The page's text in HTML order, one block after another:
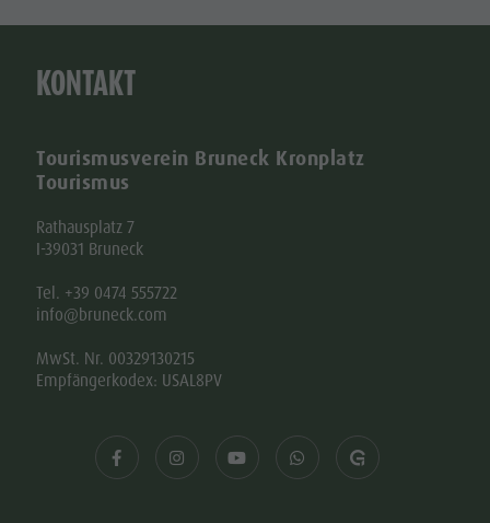
KONTAKT
Tourismusverein Bruneck Kronplatz
Tourismus
Rathausplatz 7
I-39031 Bruneck
Tel. +39 0474 555722
info@bruneck.com
MwSt. Nr. 00329130215
Empfängerkodex: USAL8PV